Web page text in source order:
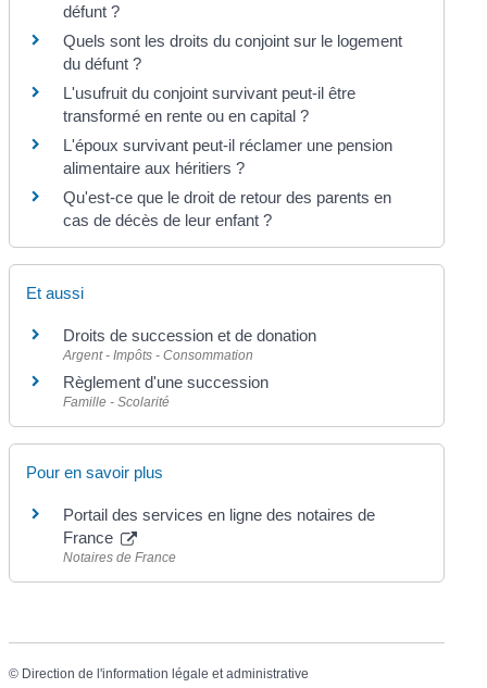
défunt ?
Quels sont les droits du conjoint sur le logement
du défunt ?
L'usufruit du conjoint survivant peut-il être
transformé en rente ou en capital ?
L'époux survivant peut-il réclamer une pension
alimentaire aux héritiers ?
Qu'est-ce que le droit de retour des parents en
cas de décès de leur enfant ?
Et aussi
Droits de succession et de donation
Argent - Impôts - Consommation
Règlement d'une succession
Famille - Scolarité
Pour en savoir plus
Portail des services en ligne des notaires de
France
Notaires de France
© Direction de l'information légale et administrative